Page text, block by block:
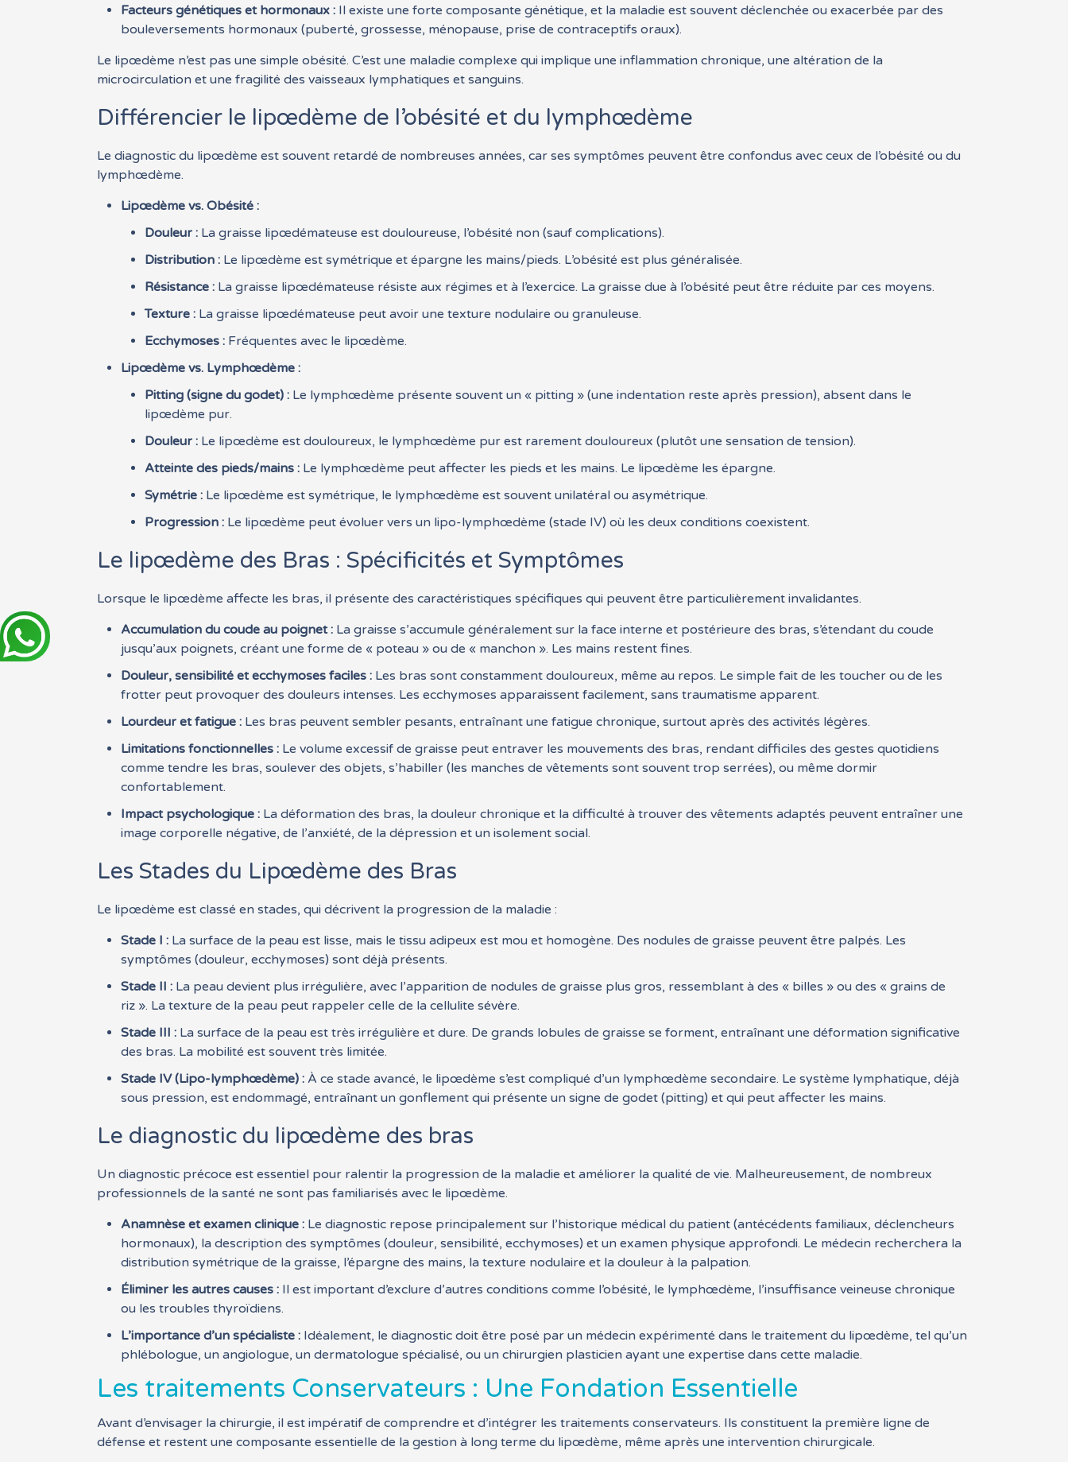
Facteurs génétiques et hormonaux : Il existe une forte composante génétique, et la maladie est souvent déclenchée ou exacerbée par des
bouleversements hormonaux (puberté, grossesse, ménopause, prise de contraceptifs oraux).
Le lipœdème n’est pas une simple obésité. C’est une maladie complexe qui implique une inflammation chronique, une altération de la
microcirculation et une fragilité des vaisseaux lymphatiques et sanguins.
Différencier le lipœdème de l’obésité et du lymphœdème
Le diagnostic du lipœdème est souvent retardé de nombreuses années, car ses symptômes peuvent être confondus avec ceux de l’obésité ou du
lymphœdème.
Lipœdème vs. Obésité :
Douleur : La graisse lipœdémateuse est douloureuse, l’obésité non (sauf complications).
Distribution : Le lipœdème est symétrique et épargne les mains/pieds. L’obésité est plus généralisée.
Résistance : La graisse lipœdémateuse résiste aux régimes et à l’exercice. La graisse due à l’obésité peut être réduite par ces moyens.
Texture : La graisse lipœdémateuse peut avoir une texture nodulaire ou granuleuse.
Ecchymoses : Fréquentes avec le lipœdème.
Lipœdème vs. Lymphœdème :
Pitting (signe du godet) : Le lymphœdème présente souvent un « pitting » (une indentation reste après pression), absent dans le
lipœdème pur.
Douleur : Le lipœdème est douloureux, le lymphœdème pur est rarement douloureux (plutôt une sensation de tension).
Atteinte des pieds/mains : Le lymphœdème peut affecter les pieds et les mains. Le lipœdème les épargne.
Symétrie : Le lipœdème est symétrique, le lymphœdème est souvent unilatéral ou asymétrique.
Progression : Le lipœdème peut évoluer vers un lipo-lymphœdème (stade IV) où les deux conditions coexistent.
Le lipœdème des Bras : Spécificités et Symptômes
Lorsque le lipœdème affecte les bras, il présente des caractéristiques spécifiques qui peuvent être particulièrement invalidantes.
Accumulation du coude au poignet : La graisse s’accumule généralement sur la face interne et postérieure des bras, s’étendant du coude
jusqu’aux poignets, créant une forme de « poteau » ou de « manchon ». Les mains restent fines.
Douleur, sensibilité et ecchymoses faciles : Les bras sont constamment douloureux, même au repos. Le simple fait de les toucher ou de les
frotter peut provoquer des douleurs intenses. Les ecchymoses apparaissent facilement, sans traumatisme apparent.
Lourdeur et fatigue : Les bras peuvent sembler pesants, entraînant une fatigue chronique, surtout après des activités légères.
Limitations fonctionnelles : Le volume excessif de graisse peut entraver les mouvements des bras, rendant difficiles des gestes quotidiens
comme tendre les bras, soulever des objets, s’habiller (les manches de vêtements sont souvent trop serrées), ou même dormir
confortablement.
Impact psychologique : La déformation des bras, la douleur chronique et la difficulté à trouver des vêtements adaptés peuvent entraîner une
image corporelle négative, de l’anxiété, de la dépression et un isolement social.
Les Stades du Lipœdème des Bras
Le lipœdème est classé en stades, qui décrivent la progression de la maladie :
Stade I : La surface de la peau est lisse, mais le tissu adipeux est mou et homogène. Des nodules de graisse peuvent être palpés. Les
symptômes (douleur, ecchymoses) sont déjà présents.
Stade II : La peau devient plus irrégulière, avec l’apparition de nodules de graisse plus gros, ressemblant à des « billes » ou des « grains de
riz ». La texture de la peau peut rappeler celle de la cellulite sévère.
Stade III : La surface de la peau est très irrégulière et dure. De grands lobules de graisse se forment, entraînant une déformation significative
des bras. La mobilité est souvent très limitée.
Stade IV (Lipo-lymphœdème) : À ce stade avancé, le lipœdème s’est compliqué d’un lymphœdème secondaire. Le système lymphatique, déjà
sous pression, est endommagé, entraînant un gonflement qui présente un signe de godet (pitting) et qui peut affecter les mains.
Le diagnostic du lipœdème des bras
Un diagnostic précoce est essentiel pour ralentir la progression de la maladie et améliorer la qualité de vie. Malheureusement, de nombreux
professionnels de la santé ne sont pas familiarisés avec le lipœdème.
Anamnèse et examen clinique : Le diagnostic repose principalement sur l’historique médical du patient (antécédents familiaux, déclencheurs
hormonaux), la description des symptômes (douleur, sensibilité, ecchymoses) et un examen physique approfondi. Le médecin recherchera la
distribution symétrique de la graisse, l’épargne des mains, la texture nodulaire et la douleur à la palpation.
Éliminer les autres causes : Il est important d’exclure d’autres conditions comme l’obésité, le lymphœdème, l’insuffisance veineuse chronique
ou les troubles thyroïdiens.
L’importance d’un spécialiste : Idéalement, le diagnostic doit être posé par un médecin expérimenté dans le traitement du lipœdème, tel qu’un
phlébologue, un angiologue, un dermatologue spécialisé, ou un chirurgien plasticien ayant une expertise dans cette maladie.
Les traitements Conservateurs : Une Fondation Essentielle
Avant d’envisager la chirurgie, il est impératif de comprendre et d’intégrer les traitements conservateurs. Ils constituent la première ligne de
défense et restent une composante essentielle de la gestion à long terme du lipœdème, même après une intervention chirurgicale.